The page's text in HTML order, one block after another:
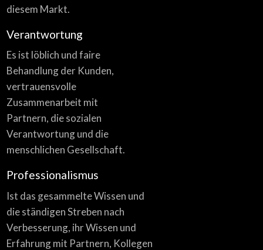
diesem Markt.
Verantwortung
Es ist löblich und faire
Behandlung der Kunden,
vertrauensvolle
Zusammenarbeit mit
Partnern, die sozialen
Verantwortung und die
menschlichen Gesellschaft.
Professionalismus
Ist das gesammelte Wissen und
die ständigen Streben nach
Verbesserung, ihr Wissen und
Erfahrung mit Partnern, Kollegen